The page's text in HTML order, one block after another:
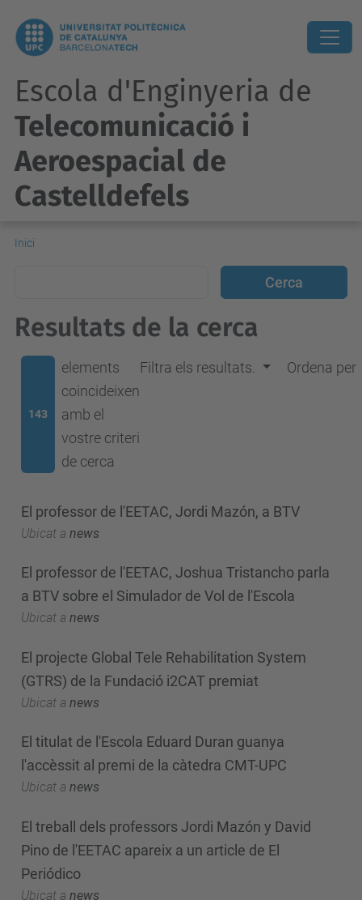
Escola d'Enginyeria de
Telecomunicació i
Aeroespacial de
Castelldefels
Inici
Resultats de la cerca
143
elements
coincideixen
amb el
vostre criteri
de cerca
Filtra els resultats. Ordena per
El professor de l'EETAC, Jordi Mazón, a BTV
Ubicat a news
El professor de l'EETAC, Joshua Tristancho parla
a BTV sobre el Simulador de Vol de l'Escola
Ubicat a news
El projecte Global Tele Rehabilitation System
(GTRS) de la Fundació i2CAT premiat
Ubicat a news
El titulat de l'Escola Eduard Duran guanya
l'accèssit al premi de la càtedra CMT-UPC
Ubicat a news
El treball dels professors Jordi Mazón y David
Pino de l'EETAC apareix a un article de El
Periódico
Ubicat a news